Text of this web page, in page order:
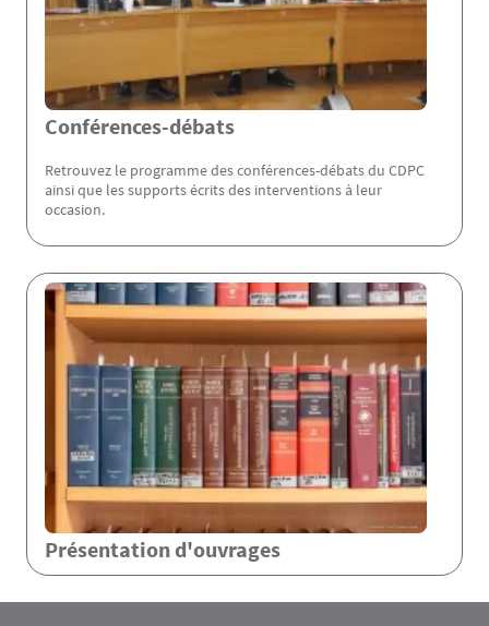
Conférences-débats
Retrouvez le programme des conférences-débats du CDPC
ainsi que les supports écrits des interventions à leur
occasion.
Présentation d'ouvrages